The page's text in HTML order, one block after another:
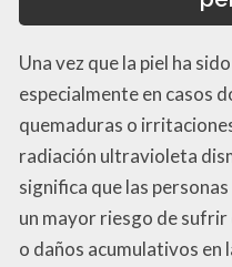
Una vez que la piel ha
especialmente en casos
quemaduras o
radiación ultravioleta
significa que las
un mayor riesgo de
o daños acumulativos en